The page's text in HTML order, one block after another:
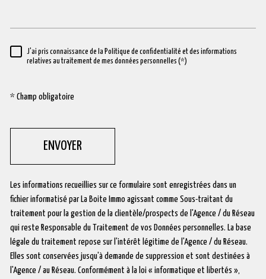
RÈGLEMENTATION
J'ai pris connaissance de la Politique de confidentialité et des informations
relatives au traitement de mes données personnelles (*)
* Champ obligatoire
ENVOYER
Les informations recueillies sur ce formulaire sont enregistrées dans un
fichier informatisé par La Boite Immo agissant comme Sous-traitant du
traitement pour la gestion de la clientèle/prospects de l'Agence / du Réseau
qui reste Responsable du Traitement de vos Données personnelles. La base
légale du traitement repose sur l'intérêt légitime de l'Agence / du Réseau.
Elles sont conservées jusqu'à demande de suppression et sont destinées à
l'Agence / au Réseau. Conformément à la loi « informatique et libertés »,